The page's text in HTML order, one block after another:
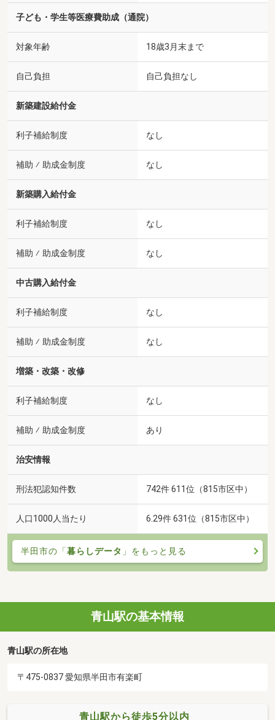
子ども・学生等医療費助成（通院）
対象年齢 18歳3月末まで
自己負担 自己負担なし
新築建設給付金
利子補給制度 なし
補助 ⁄ 助成金制度 なし
新築購入給付金
利子補給制度 なし
補助 ⁄ 助成金制度 なし
中古購入給付金
利子補給制度 なし
補助 ⁄ 助成金制度 なし
増築・改築・改修
利子補給制度 なし
補助 ⁄ 助成金制度 あり
治安情報
刑法犯認知件数 742件 611位（815市区中）
人口1000人当たり 6.29件 631位（815市区中）
半田市の「暮らしデータ 」をもっと見る
青山駅の基本情報
青山駅の所在地
〒475-0837 愛知県半田市有楽町
青山駅から徒歩5分以内